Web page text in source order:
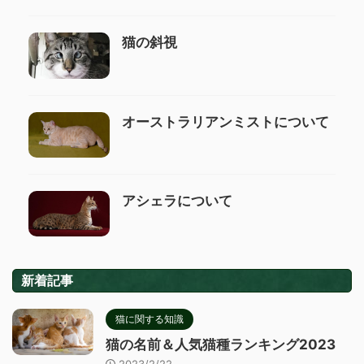
猫の斜視
オーストラリアンミストについて
アシェラについて
新着記事
猫に関する知識
猫の名前＆人気猫種ランキング2023